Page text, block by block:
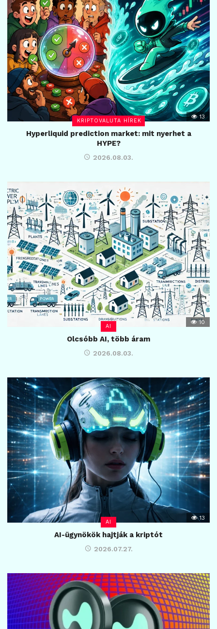
KRIPTOVALUTA HÍREK
13
Hyperliquid prediction market: mit nyerhet a
HYPE?
2026.08.03.
AI
10
Olcsóbb AI, több áram
2026.08.03.
AI
13
AI-ügynökök hajtják a kriptót
2026.07.27.